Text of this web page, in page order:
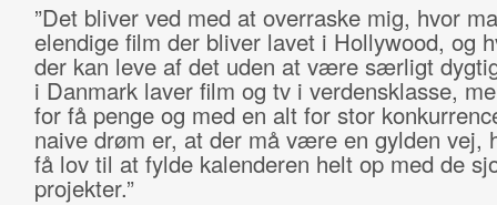
”Det bliver ved med at overraske mig, hvor
elendige film der bliver lavet i Hollywood, og
der kan leve af det uden at være særligt
i Danmark laver film og tv i verdensklasse,
for få penge og med en alt for stor
naive drøm er, at der må være en gylden vej,
få lov til at fylde kalenderen helt op med de
projekter.”